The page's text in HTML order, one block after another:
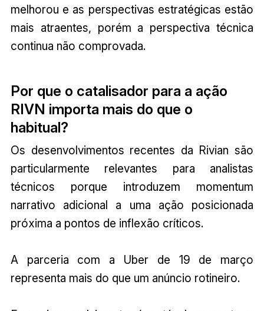
melhorou e as perspectivas estratégicas estão
mais atraentes, porém a perspectiva técnica
continua não comprovada.
Por que o catalisador para a ação
RIVN importa mais do que o
habitual?
Os desenvolvimentos recentes da Rivian são
particularmente relevantes para analistas
técnicos porque introduzem momentum
narrativo adicional a uma ação posicionada
próxima a pontos de inflexão críticos.
A parceria com a Uber de 19 de março
representa mais do que um anúncio rotineiro.